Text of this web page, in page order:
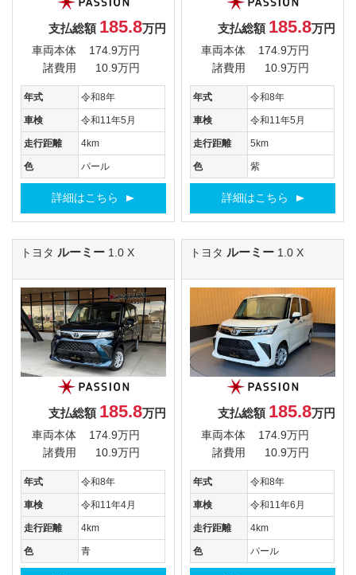
支払総額 185.8万円
車両本体
174.9万円
諸費用
10.9万円
年式 令和8年
車検 令和11年5月
走行距離 4km
色 パール
詳細はこちら
支払総額 185.8万円
車両本体
174.9万円
諸費用
10.9万円
年式 令和8年
車検 令和11年5月
走行距離 5km
色 紫
詳細はこちら
トヨタ ルーミー 1.0 X
支払総額 185.8万円
車両本体
174.9万円
諸費用
10.9万円
年式 令和8年
車検 令和11年4月
走行距離 4km
色 青
トヨタ ルーミー 1.0 X
支払総額 185.8万円
車両本体
174.9万円
諸費用
10.9万円
年式 令和8年
車検 令和11年6月
走行距離 4km
色 パール